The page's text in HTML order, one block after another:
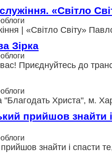
«Світло
| «Світло Світу»
Зірка
Приєднуйтесь до
"Благодать Христа", м.
прийшов знайти
знайти і спасти